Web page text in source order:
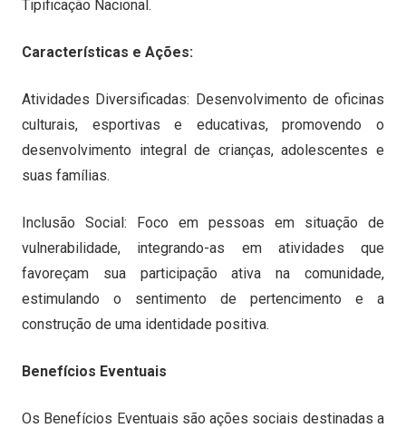
Tipificação Nacional.
Características e Ações:
Atividades Diversificadas: Desenvolvimento de oficinas
culturais, esportivas e educativas, promovendo o
desenvolvimento integral de crianças, adolescentes e
suas famílias.
Inclusão Social: Foco em pessoas em situação de
vulnerabilidade, integrando-as em atividades que
favoreçam sua participação ativa na comunidade,
estimulando o sentimento de pertencimento e a
construção de uma identidade positiva.
Benefícios Eventuais
Os Benefícios Eventuais são ações sociais destinadas a